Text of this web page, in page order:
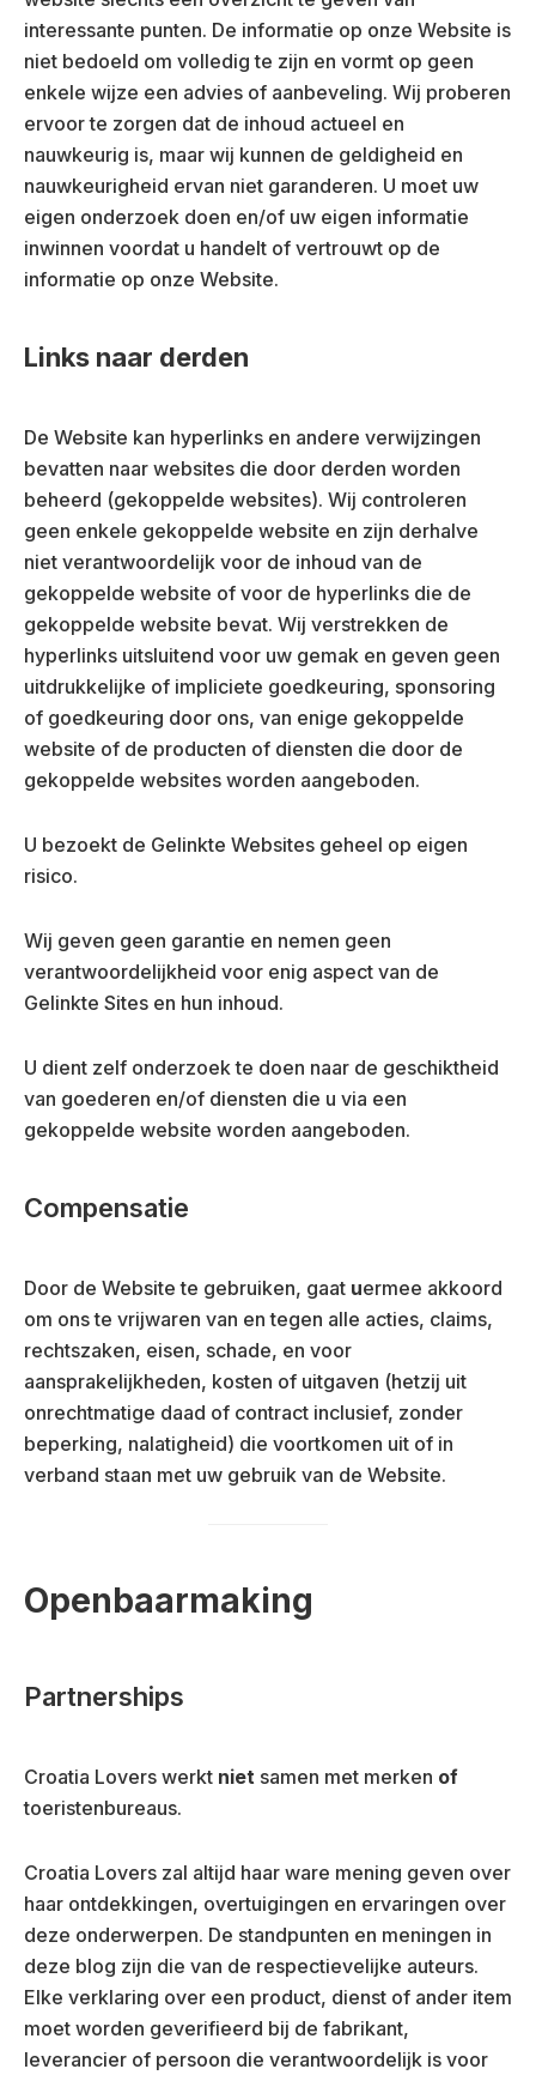
interessante punten. De informatie op onze Website is
niet bedoeld om volledig te zijn en vormt op geen
enkele wijze een advies of aanbeveling. Wij proberen
ervoor te zorgen dat de inhoud actueel en
nauwkeurig is, maar wij kunnen de geldigheid en
nauwkeurigheid ervan niet garanderen. U moet uw
eigen onderzoek doen en/of uw eigen informatie
inwinnen voordat u handelt of vertrouwt op de
informatie op onze Website.
Links naar derden
De Website kan hyperlinks en andere verwijzingen
bevatten naar websites die door derden worden
beheerd (gekoppelde websites). Wij controleren
geen enkele gekoppelde website en zijn derhalve
niet verantwoordelijk voor de inhoud van de
gekoppelde website of voor de hyperlinks die de
gekoppelde website bevat. Wij verstrekken de
hyperlinks uitsluitend voor uw gemak en geven geen
uitdrukkelijke of impliciete goedkeuring, sponsoring
of goedkeuring door ons, van enige gekoppelde
website of de producten of diensten die door de
gekoppelde websites worden aangeboden.
U bezoekt de Gelinkte Websites geheel op eigen
risico.
Wij geven geen garantie en nemen geen
verantwoordelijkheid voor enig aspect van de
Gelinkte Sites en hun inhoud.
U dient zelf onderzoek te doen naar de geschiktheid
van goederen en/of diensten die u via een
gekoppelde website worden aangeboden.
Compensatie
Door de Website te gebruiken, gaat uermee akkoord
om ons te vrijwaren van en tegen alle acties, claims,
rechtszaken, eisen, schade, en voor
aansprakelijkheden, kosten of uitgaven (hetzij uit
onrechtmatige daad of contract inclusief, zonder
beperking, nalatigheid) die voortkomen uit of in
verband staan met uw gebruik van de Website.
Openbaarmaking
Partnerships
Croatia Lovers werkt niet samen met merken of
toeristenbureaus.
Croatia Lovers zal altijd haar ware mening geven over
haar ontdekkingen, overtuigingen en ervaringen over
deze onderwerpen. De standpunten en meningen in
deze blog zijn die van de respectievelijke auteurs.
Elke verklaring over een product, dienst of ander item
moet worden geverifieerd bij de fabrikant,
leverancier of persoon die verantwoordelijk is voor